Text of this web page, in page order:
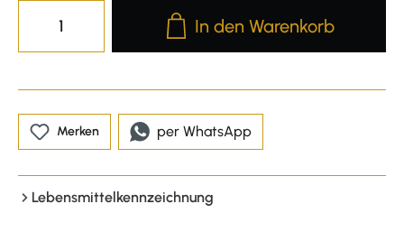
Produkt Anzahl: Gib den
In den Warenkorb
Merken per WhatsApp
Lebensmittelkennzeichnung